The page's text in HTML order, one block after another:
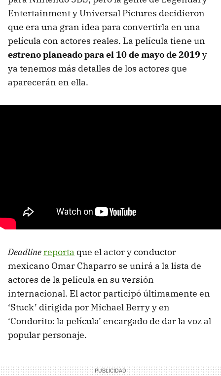
Entertainment y Universal Pictures decidieron
que era una gran idea para convertirla en una
película con actores reales. La película tiene un
estreno planeado para el 10 de mayo de 2019 y
ya tenemos más detalles de los actores que
aparecerán en ella.
Deadlinereporta que el actor y conductor
mexicano Omar Chaparro se unirá a la lista de
actores de la película en su versión
internacional. El actor participó últimamente en
‘Stuck’ dirigida por Michael Berry y en
‘Condorito: la película’ encargado de dar la voz al
popular personaje.